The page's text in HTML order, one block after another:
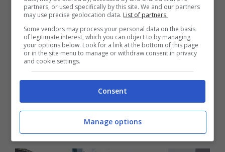
Al termine della gara, lo spagnolo si è lasciato
andare ad unadichiarazioneche ha preso
parecchio alla sprovvista tutti i giornalisti. Ha
infatti ammesso di aver provato sollievo
quando Marquez, che lo stava pressando, è
caduto. “Ho spinto, ho rischiato qualcosa,
quando è caduto per me è stato un gran
“, ha dichiarato lo spagnolo.
partners, or used specifically by this site. We and our partners
may use precise geolocation data. List of partners.
Some vendors may process your personal data on the basis
of legitimate interest, which you can object to by managing
your options below. Look for a link at the bottom of this page
or in the site menu to manage or withdraw consent in privacy
and cookie settings.
Consent
Manage options